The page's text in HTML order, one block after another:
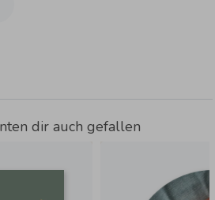
dir auch gefallen